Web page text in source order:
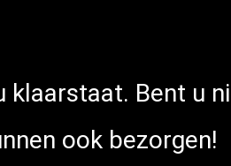
klaarstaat. Bent u
ook bezorgen!